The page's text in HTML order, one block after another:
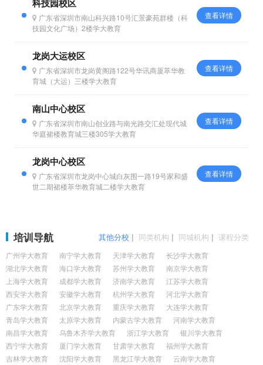
科技园校区
广东省深圳市南山科兴路10号汇景豪苑群楼（科
技园文化广场）2楼学大教育
查看详情
龙岗大运校区
广东省深圳市龙岗黄阁路122号华讯商厦萃华教
育城（大运）三楼学大教育
查看详情
南山中心校区
广东省深圳市南山创业路与南光路交汇处现代城
华庭裙楼教育城三楼305学大教育
查看详情
龙岗中心校区
广东省深圳市龙岗中心城白灰围一路19号家和盛
世二期裙楼萃华教育城二楼学大教育
查看详情
其他分校 | 同类机构 | 同城机构 | 课程分类
培训导航
广州学大教育 南宁学大教育 天津学大教育
长沙学大教育
湖北学大教育
海口学大教育 苏州学大教育
南京学大教育
上海学大教育
成都学大教育 济南学大教育
江苏学大教育
西安学大教育
安徽学大教育 杭州学大教育
河北学大教育
广东学大教育
北京学大教育 重庆学大教育
大连学大教育
青岛学大教育
太原学大教育 内蒙古学大教育
河南学大教育
南昌学大教育
乌鲁木齐学大教育 浙江学大教育
银川学大教育
西宁学大教育
厦门学大教育 甘肃学大教育
福州学大教育
吉林学大教育
沈阳学大教育 黑龙江学大教育 云南学大教育